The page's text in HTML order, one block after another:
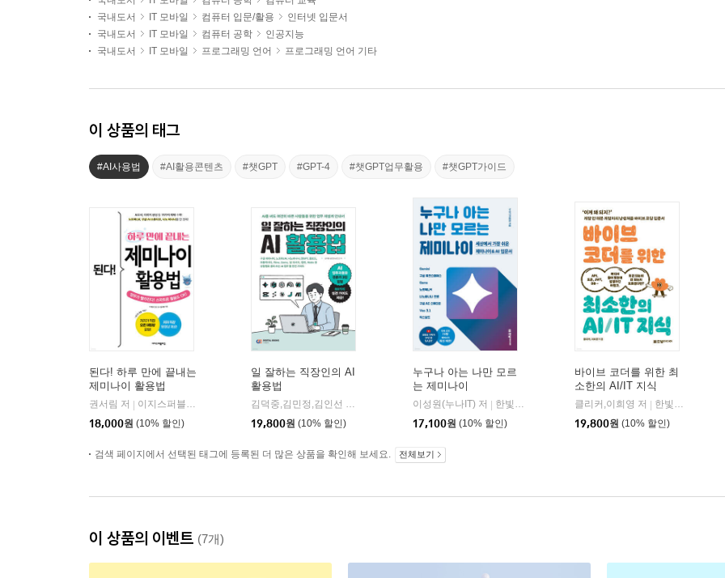
국내도서
IT 모바일 컴퓨터 입문/활용
인터넷 입문서
국내도서
IT 모바일 컴퓨터 공학
인공지능
국내도서
IT 모바일 프로그래밍 언어 프로그래밍 언어 기타
이 상품의 태그
#AI사용법 #AI활용콘텐츠 #챗GPT #GPT-4 #챗GPT업무활용 #챗GPT가이드
된다! 하루 만에 끝내는
제미나이 활용법
권서림 저
이지스퍼블리싱
18,000원 (10% 할인)
일 잘하는 직장인의 AI
활용법
김덕중,김민정,김인선 저
19,800원 (10% 할인)
누구나 아는 나만 모르
는 제미나이
이성원(누나IT) 저
한빛미디어
17,100원 (10% 할인)
바이브 코더를 위한 최
소한의 AI/IT 지식
클리커,이희영 저
한빛미디어
19,800원 (10% 할인)
검색 페이지에서 선택된 태그에 등록된 더 많은 상품을 확인해 보세요. 전체보기
이 상품의 이벤트 (7개)